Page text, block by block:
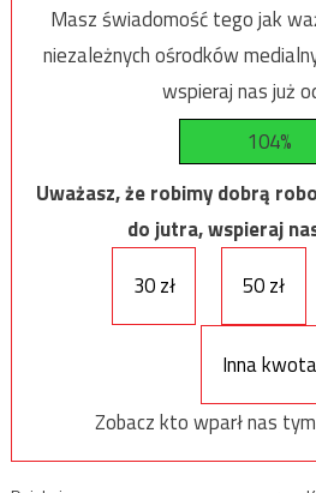
Masz świadomość tego jak
niezależnych ośrodków
wspieraj nas już
104%
Uważasz, że robimy dobrą
do jutra, wspieraj
30 zł
50 zł
Inna kwota
Zobacz kto wparł nas